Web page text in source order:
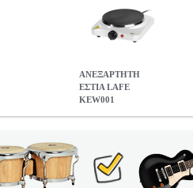
ΑΝΕΞΑΡΤΗΤΗ
ΕΣΤΙΑ LAFE
KEW001
εστία LAFE KEW001
λυχνία. • Ισχύς:
Λευκό.• Εγγύηση: 2 χρόνια.
12.90